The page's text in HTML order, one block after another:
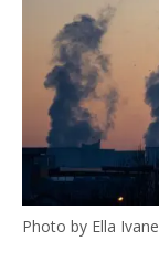
Photo by Ella